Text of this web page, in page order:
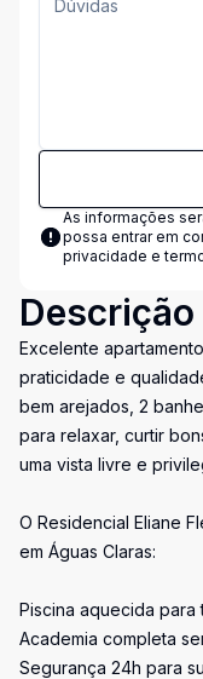
As informações
possa entrar em
privacidade e
Descrição
Excelente
praticidade e
bem arejados, 2
para relaxar, curtir
uma vista livre e
O Residencial Eliane
em Águas Claras:
Piscina aquecida para
Academia completa
Segurança 24h para